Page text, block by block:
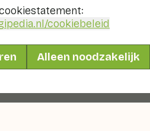
/cookiebeleid
Alleen noodzakelijk